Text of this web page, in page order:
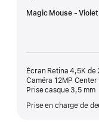
Magic Mouse - Violet
Écran Retina 4,5K de
Caméra 12MP Center
Prise casque 3,5 mm
Prise en charge de